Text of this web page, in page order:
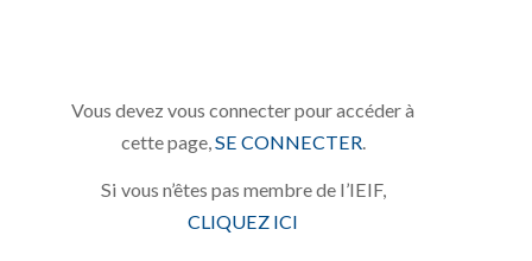
Vous devez vous connecter pour accéder à
cette page, SE CONNECTER
Si vous n’êtes pas membre de l’IEIF,
CLIQUEZ ICI